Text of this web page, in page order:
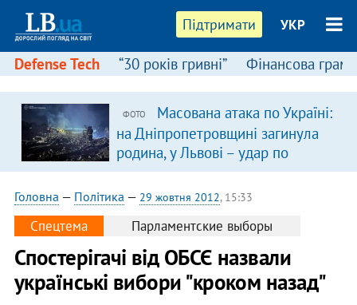
Підтримати УКР
Defense Tech “30 років гривні” Фінансова
ФОТО
Масована атака по Україні:
на Дніпропетровщині загинула
родина, у Львові – удар по
багатоповерхівках
(доповнюється)
Головна — Політика — 29 жовтня 2012, 15:33
Спецтема Парламентские выборы
Спостерігачі від ОБСЄ назвали
українські вибори "кроком назад"